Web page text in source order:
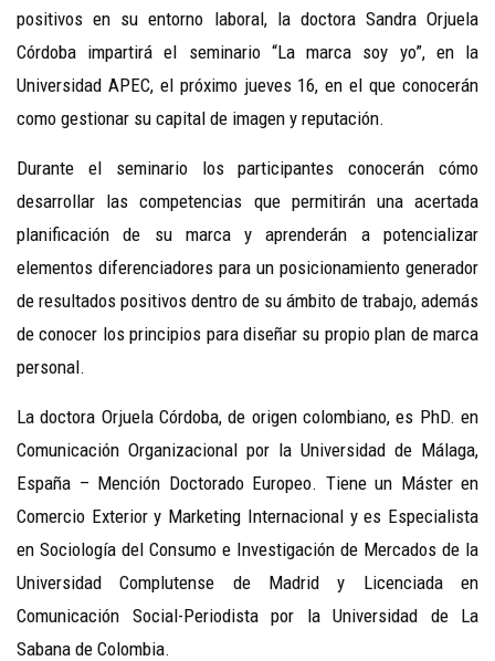
positivos en su entorno laboral, la doctora Sandra Orjuela
Córdoba impartirá el seminario “La marca soy yo”, en la
Universidad APEC, el próximo jueves 16, en el que conocerán
como gestionar su capital de imagen y reputación.
Durante el seminario los participantes conocerán cómo
desarrollar las competencias que permitirán una acertada
planificación de su marca y aprenderán a potencializar
elementos diferenciadores para un posicionamiento generador
de resultados positivos dentro de su ámbito de trabajo, además
de conocer los principios para diseñar su propio plan de marca
personal.
La doctora Orjuela Córdoba, de origen colombiano, es PhD. en
Comunicación Organizacional por la Universidad de Málaga,
España – Mención Doctorado Europeo. Tiene un Máster en
Comercio Exterior y Marketing Internacional y es Especialista
en Sociología del Consumo e Investigación de Mercados de la
Universidad Complutense de Madrid y Licenciada en
Comunicación Social-Periodista por la Universidad de La
Sabana de Colombia.